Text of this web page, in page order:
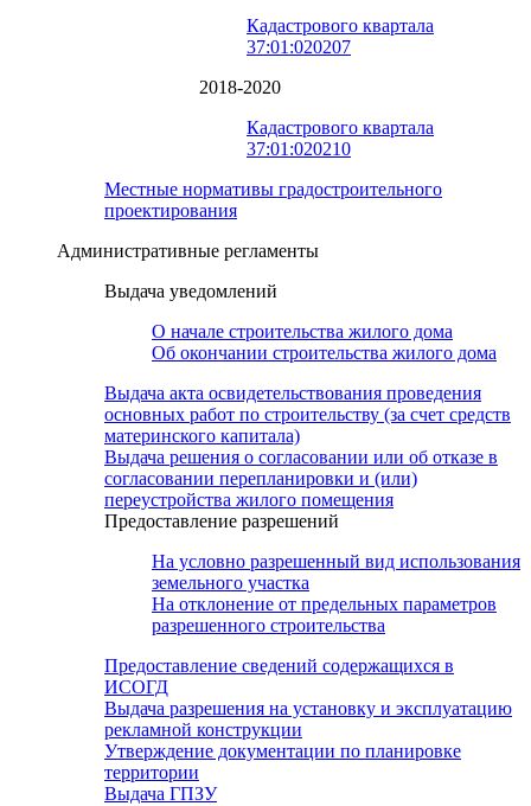
Кадастрового квартала
37:01:020207
2018-2020
Кадастрового квартала
37:01:020210
Местные нормативы градостроительного
проектирования
Административные регламенты
Выдача уведомлений
О начале строительства жилого дома
Об окончании строительства жилого дома
Выдача акта освидетельствования проведения
основных работ по строительству (за счет средств
материнского капитала)
Выдача решения о согласовании или об отказе в
согласовании перепланировки и (или)
переустройства жилого помещения
Предоставление разрешений
На условно разрешенный вид использования
земельного участка
На отклонение от предельных параметров
разрешенного строительства
Предоставление сведений содержащихся в
ИСОГД
Выдача разрешения на установку и эксплуатацию
рекламной конструкции
Утверждение документации по планировке
территории
Выдача ГПЗУ